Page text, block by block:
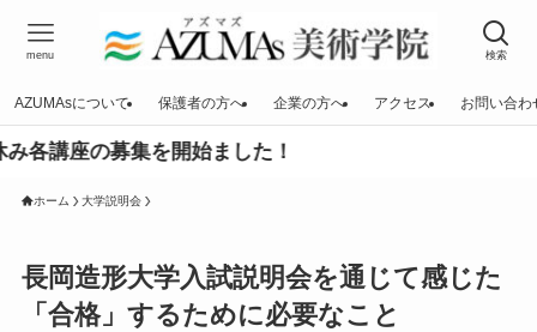
検索
menu
AZUMAsについて 保護者の方へ 企業の方へ アクセス お問い合わ
募集を開始ました！
ホーム 大学説明会
長岡造形大学入試説明会を通じて感じた
「合格」するために必要なこと